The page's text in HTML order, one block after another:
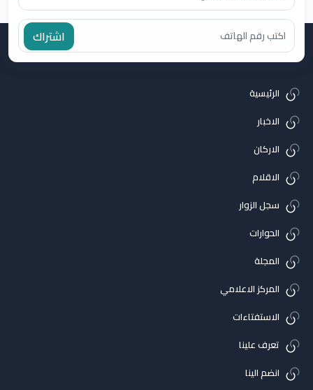
اشتراك
الرئيسية
الاخبار
الاركان
الاقلام
سجل الزوار
الحوارات
المجلة
المركز الاعلامي
الاستفتاءات
تعرف علينا
انضم الينا